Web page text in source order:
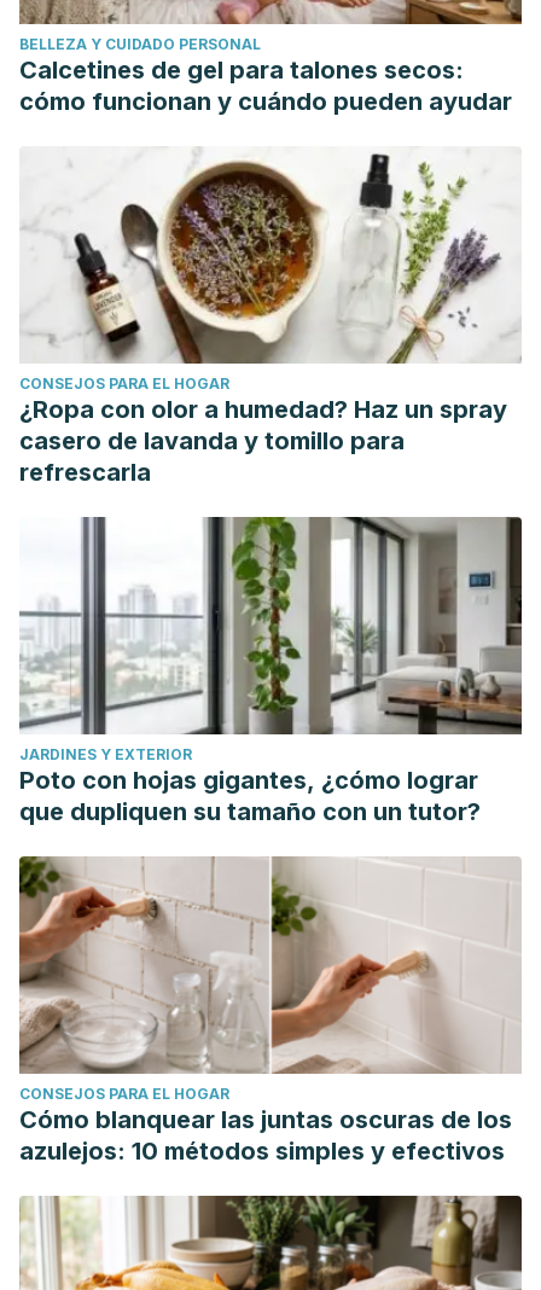
BELLEZA Y CUIDADO PERSONAL
Calcetines de gel para talones secos:
cómo funcionan y cuándo pueden ayudar
CONSEJOS PARA EL HOGAR
¿Ropa con olor a humedad? Haz un spray
casero de lavanda y tomillo para
refrescarla
JARDINES Y EXTERIOR
Poto con hojas gigantes, ¿cómo lograr
que dupliquen su tamaño con un tutor?
CONSEJOS PARA EL HOGAR
Cómo blanquear las juntas oscuras de los
azulejos: 10 métodos simples y efectivos